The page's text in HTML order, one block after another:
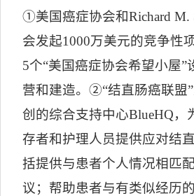
①美国癌症协会和Richard M.
会发起1000万美元的竞争性
5个“美国癌症协会希望小屋”
营和建造。②“结直肠癌联盟”
创的综合支持中心BlueHQ，
存者和护理人员提供应对结
括提供与患者个人情况相匹
议；帮助患者与有类似经历